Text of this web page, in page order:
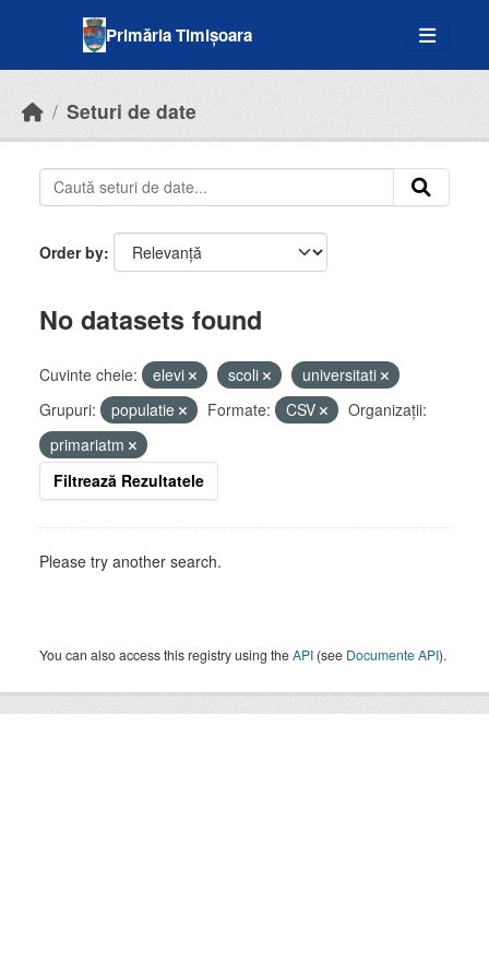
Primăria Timișoara
Seturi de date
Order by
No datasets found
Cuvinte cheie: elevi scoli
universitati
Grupuri:
populatie Formate: CSV
Organizații:
primariatm
Filtrează Rezultatele
Please try another search.
You can also access this registry using theAPI (see Documente API).